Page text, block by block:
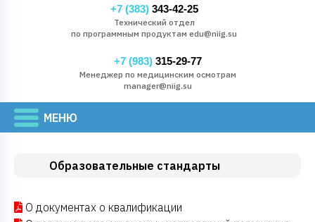
+7 (383)343-42-25
Технический отдел
по программным продуктам edu@niig.su
+7 (983)315-29-77
Менеджер по медицинским осмотрам
manager@niig.su
Образовательные стандарты
О документах о квалификации